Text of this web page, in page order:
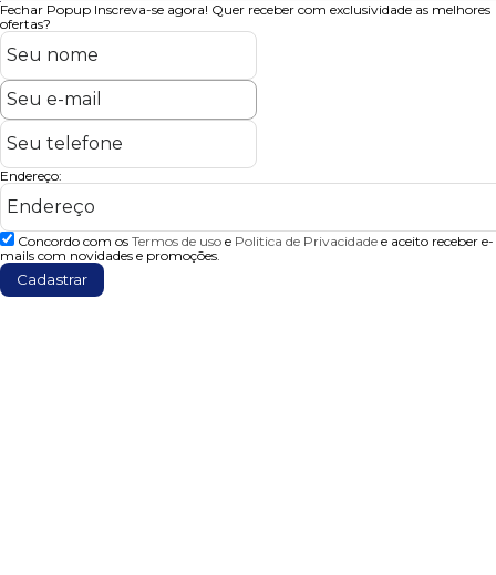
Fechar Popup Inscreva-se agora! Quer receber com exclusividade as melhores
ofertas?
Endereço:
Concordo com os Termos de uso e Politica de Privacidade e aceito receber e-
mails com novidades e promoções.
Cadastrar